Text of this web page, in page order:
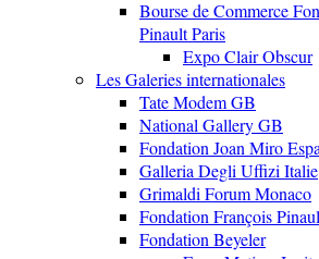
Bourse de Commerce
Pinault Paris
Expo Clair Obscur
Les Galeries internationales
Tate Modem GB
National Gallery GB
Fondation Joan Miro
Galleria Degli Uffizi Italie
Grimaldi Forum Monaco
Fondation François
Fondation Beyeler